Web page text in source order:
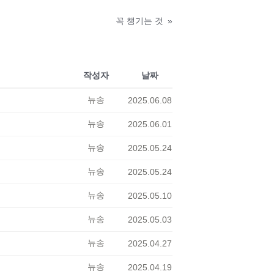
꼭 챙기는 것 »
작성자 날짜
뉴송 2025.06.08
뉴송 2025.06.01
뉴송 2025.05.24
뉴송 2025.05.24
뉴송 2025.05.10
뉴송 2025.05.03
뉴송 2025.04.27
뉴송 2025.04.19